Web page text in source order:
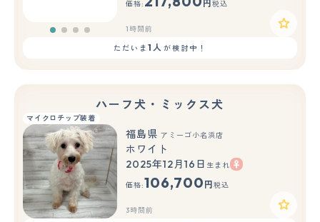
価格: 円 税込
1時間前
ただいま1人 が検討中！
ハーフ犬・ミックス犬
マイクロチップ装着
福島県 アミーゴ小名浜店
ホワイト
2025年12月16日 生まれ
価格:106,700 円 税込
3時間前